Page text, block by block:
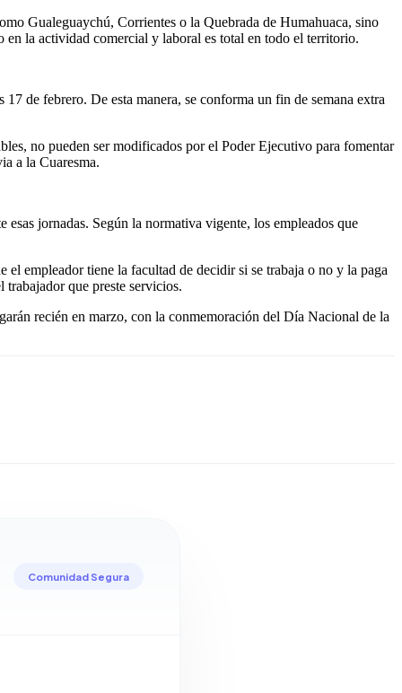
Gualeguaychú, Corrientes o la Quebrada de Humahuaca, sino
en la actividad comercial y laboral es total en todo el territorio.
de febrero. De esta manera, se conforma un fin de semana extra
no pueden ser modificados por el Poder Ejecutivo para fomentar
a la Cuaresma.
jornadas. Según la normativa vigente, los empleados que
empleador tiene la facultad de decidir si se trabaja o no y la paga
trabajador que preste servicios.
recién en marzo, con la conmemoración del Día Nacional de la
Comunidad Segura